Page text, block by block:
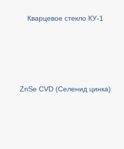
Кварцевое стекло КУ-1
ZnSe CVD (Селенид цинка)